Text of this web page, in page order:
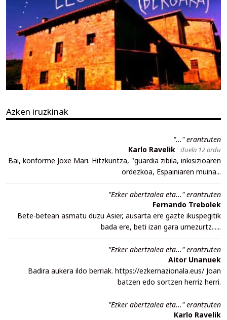
Azken iruzkinak
"..." erantzuten
Karlo Ravelik duela 12 ordu
Bai, konforme Joxe Mari. Hitzkuntza, "guardia zibila, inkisizioaren
ordezkoa, Espainiaren muina...
"Ezker abertzalea eta..." erantzuten
Fernando Trebolek
Bete-betean asmatu duzu Asier, ausarta ere gazte ikuspegitik
bada ere, beti izan gara umezurtz......
"Ezker abertzalea eta..." erantzuten
Aitor Unanuek
Badira aukera ildo berriak. https://ezkernazionala.eus/ Joan
batzen edo sortzen herriz herri.
"Ezker abertzalea eta..." erantzuten
Karlo Ravelik